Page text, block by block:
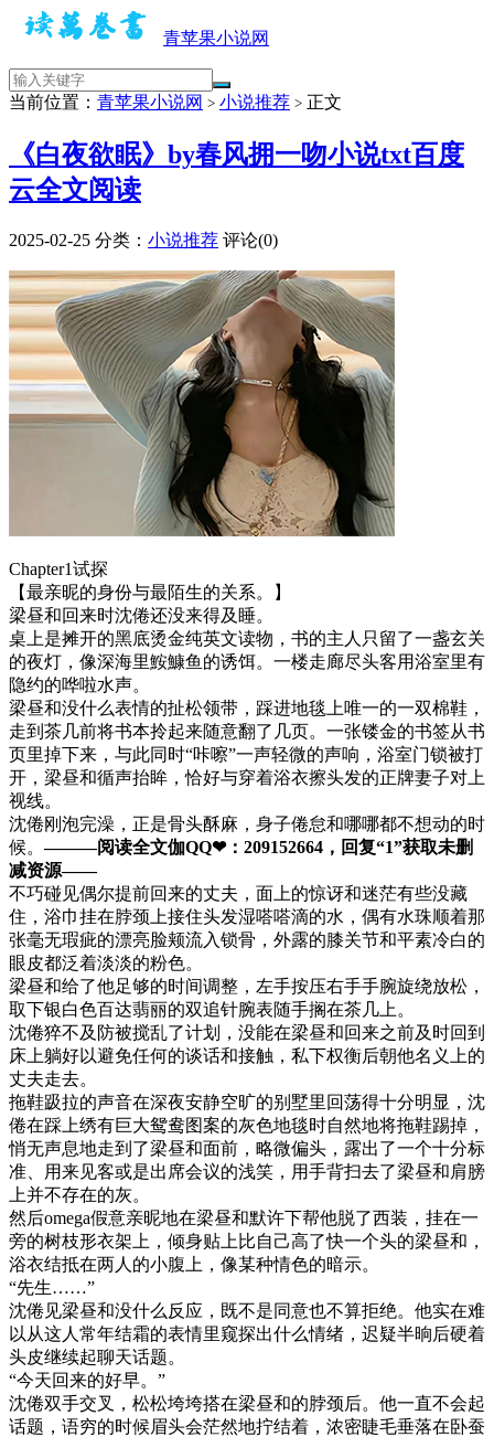
青苹果小说网
当前位置： 青苹果小说网 > 小说推荐 > 正文
《白夜欲眠》by春风拥一吻小说txt百度
云全文阅读
2025-02-25 分类： 小说推荐 评论(0)
Chapter1试探
【最亲昵的身份与最陌生的关系。】
梁昼和回来时沈倦还没来得及睡。
桌上是摊开的黑底烫金纯英文读物，书的主人只留了一盏玄关
的夜灯，像深海里鮟鱇鱼的诱饵。一楼走廊尽头客用浴室里有
隐约的哗啦水声。
梁昼和没什么表情的扯松领带，踩进地毯上唯一的一双棉鞋，
走到茶几前将书本拎起来随意翻了几页。一张镂金的书签从书
页里掉下来，与此同时“咔嚓”一声轻微的声响，浴室门锁被打
开，梁昼和循声抬眸，恰好与穿着浴衣擦头发的正牌妻子对上
视线。
沈倦刚泡完澡，正是骨头酥麻，身子倦怠和哪哪都不想动的时
候。———阅读全文伽QQ❤：209152664，回复“1”获取未删
减资源—​​​​—
不巧碰见偶尔提前回来的丈夫，面上的惊讶和迷茫有些没藏
住，浴巾挂在脖颈上接住头发湿嗒嗒滴的水，偶有水珠顺着那
张毫无瑕疵的漂亮脸颊流入锁骨，外露的膝关节和平素冷白的
眼皮都泛着淡淡的粉色。
梁昼和给了他足够的时间调整，左手按压右手手腕旋绕放松，
取下银白色百达翡丽的双追针腕表随手搁在茶几上。
沈倦猝不及防被搅乱了计划，没能在梁昼和回来之前及时回到
床上躺好以避免任何的谈话和接触，私下权衡后朝他名义上的
丈夫走去。
拖鞋趿拉的声音在深夜安静空旷的别墅里回荡得十分明显，沈
倦在踩上绣有巨大鸳鸯图案的灰色地毯时自然地将拖鞋踢掉，
悄无声息地走到了梁昼和面前，略微偏头，露出了一个十分标
准、用来见客或是出席会议的浅笑，用手背扫去了梁昼和肩膀
上并不存在的灰。
然后omega假意亲昵地在梁昼和默许下帮他脱了西装，挂在一
旁的树枝形衣架上，倾身贴上比自己高了快一个头的梁昼和，
浴衣结抵在两人的小腹上，像某种情色的暗示。
“先生……”
沈倦见梁昼和没什么反应，既不是同意也不算拒绝。他实在难
以从这人常年结霜的表情里窥探出什么情绪，迟疑半晌后硬着
头皮继续起聊天话题。
“今天回来的好早。”
沈倦双手交叉，松松垮垮搭在梁昼和的脖颈后。他一直不会起
话题，语穷的时候眉头会茫然地拧结着，浓密睫毛垂落在卧蚕